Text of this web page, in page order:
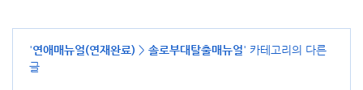
'연애매뉴얼(연재완료) > 솔로부대탈출매뉴얼' 카테고리의 다른
글